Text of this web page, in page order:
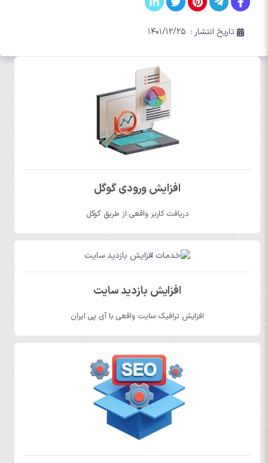
تاریخ انتشار : ۱۴۰۱/۱۲/۲۵
افزایش ورودی گوگل
دریافت کاربر واقعی از طریق گوگل
افزایش بازدید سایت
افزایش ترافیک سایت واقعی با آی پی ایران